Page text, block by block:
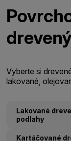
Vyberte si
lakované,
Lakované
podlahy
Kartáčované